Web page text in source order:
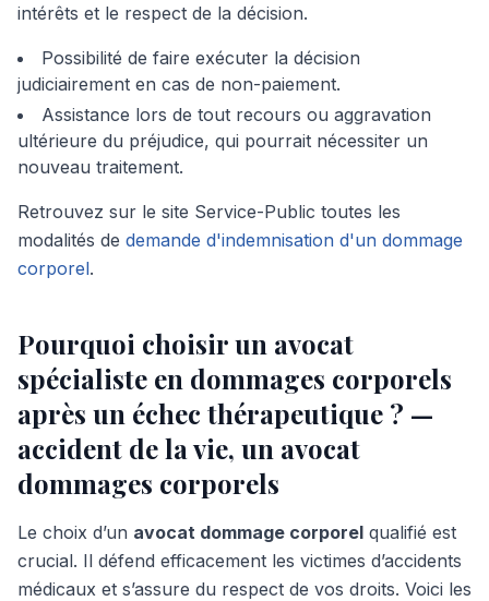
intérêts et le respect de la décision.
Possibilité de faire exécuter la décision
judiciairement en cas de non-paiement.
Assistance lors de tout recours ou aggravation
ultérieure du préjudice, qui pourrait nécessiter un
nouveau traitement.
Retrouvez sur le site Service-Public toutes les
modalités de demande d'indemnisation d'un dommage
corporel.
Pourquoi choisir un avocat
spécialiste en dommages corporels
après un échec thérapeutique ? —
accident de la vie, un avocat
dommages corporels
Le choix d’un avocat dommage corporel qualifié est
crucial. Il défend efficacement les victimes d’accidents
médicaux et s’assure du respect de vos droits. Voici les